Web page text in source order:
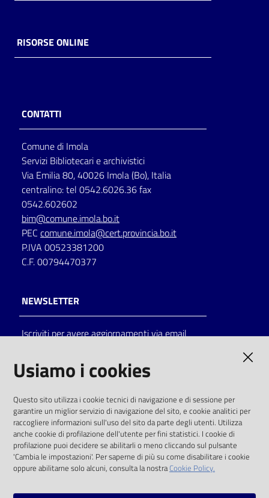
RISORSE ONLINE
CONTATTI
Comune di Imola
Servizi Bibliotecari e archivistici
Via Emilia 80, 40026 Imola (Bo), Italia
centralino: tel 0542.6026.36 fax
0542.602602
bim@comune.imola.bo.it
PEC comune.imola@cert.provincia.bo.it
P.IVA 00523381200
C.F. 00794470377
NEWSLETTER
Iscriviti per avere aggiornamenti via email
solo alle condizioni previste dalla direttiva
comunitaria 2003/98/CE e dal d.lgs. 36/2006
SOCIAL
Instagram
Usiamo i cookies
Questo sito utilizza i cookie tecnici di navigazione e di sessione per
garantire un miglior servizio di navigazione del sito, e cookie analitici per
raccogliere informazioni sull'uso del sito da parte degli utenti. Utilizza
anche cookie di profilazione dell'utente per fini statistici. I cookie di
profilazione puoi decidere se abilitarli o meno cliccando sul pulsante
'Cambia le impostazioni'. Per saperne di più su come disabilitare i cookie
oppure abilitarne solo alcuni, consulta la nostraCookie Policy.